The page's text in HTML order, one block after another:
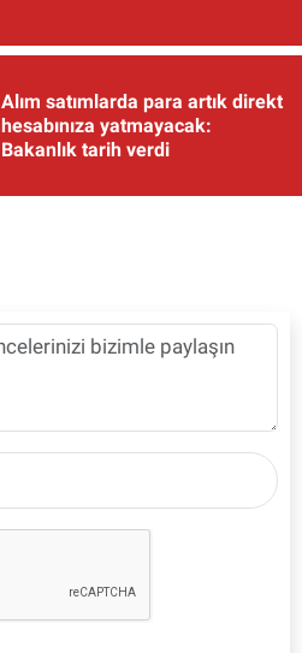
Alım satımlarda para artık direkt
hesabınıza yatmayacak:
Bakanlık tarih verdi